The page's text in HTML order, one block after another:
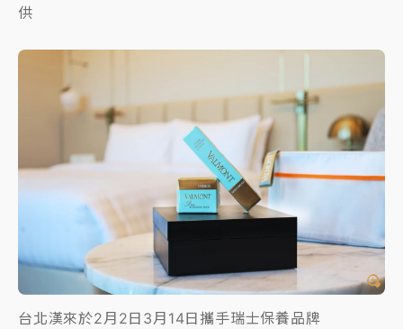
供
台北漢來於2月2日3月14日攜手瑞士保養品牌